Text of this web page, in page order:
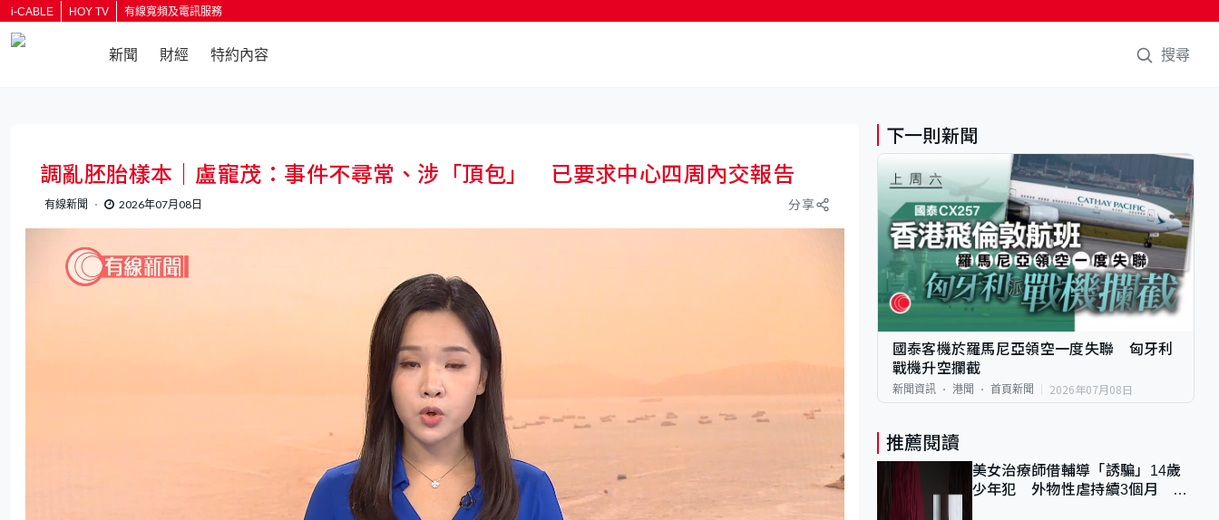
i-CABLE HOY TV 有線寬頻及電訊服務
新聞 財經 特約內容 搜尋
調亂胚胎樣本｜盧寵茂：事件不尋常、涉「頂包」 已要求中心四周內交報告
有線新聞 2026年07月08日 分享
下一則新聞
國泰客機於羅馬尼亞領空一度失聯 匈牙利
戰機升空攔截
新聞資訊 港聞 首頁新聞 2026年07月08日
推薦閱讀
美女治療師借輔導「誘騙」14歲
少年犯 外物性虐持續3個月 受